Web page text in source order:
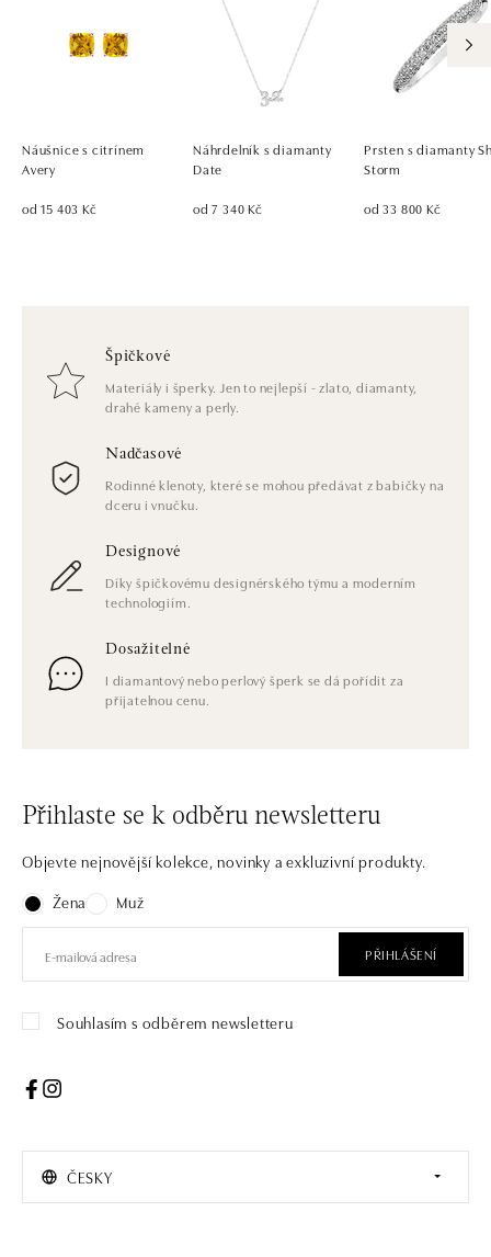
Náušnice s citrínem
Avery
od 15 403 Kč
Náhrdelník s diamanty
Date
od 7 340 Kč
Prsten s diamanty
Storm
od 33 800 Kč
Špičkové
Materiály i šperky. Jen to nejlepší - zlato, diamanty,
drahé kameny a perly.
Nadčasové
Rodinné klenoty, které se mohou předávat z babičky na
dceru i vnučku.
Designové
Díky špičkovému designérského týmu a moderním
technologiím.
Dosažitelné
I diamantový nebo perlový šperk se dá pořídit za
přijatelnou cenu.
Přihlaste se k odběru newsletteru
Objevte nejnovější kolekce, novinky a exkluzivní produkty.
Žena
Muž
PŘIHLÁŠENÍ
Souhlasím s odběrem newsletteru
ČESKY